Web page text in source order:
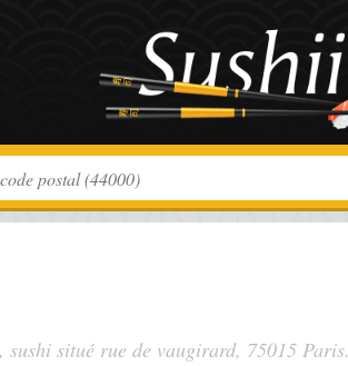
sushi situé rue de vaugirard, 75015 Paris.